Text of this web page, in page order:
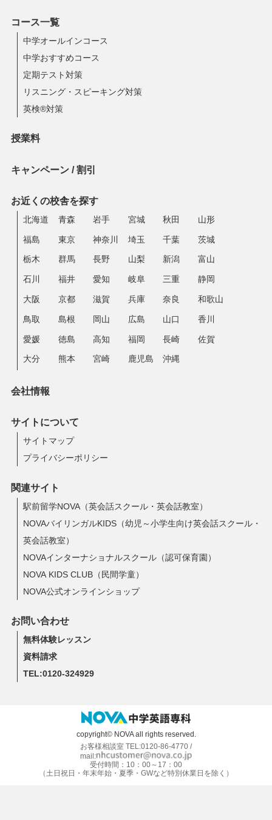
コース一覧
中学オールインコース
中学おすすめコース
定期テスト対策
リスニング・スピーキング対策
英検®対策
授業料
キャンペーン / 割引
お近くの校舎を探す
北海道 青森 岩手 宮城 秋田 山形
福島 東京 神奈川 埼玉 千葉 茨城
栃木 群馬 長野 山梨 新潟 富山
石川 福井 愛知 岐阜 三重 静岡
大阪 京都 滋賀 兵庫 奈良 和歌山
鳥取 島根 岡山 広島 山口 香川
愛媛 徳島 高知 福岡 長崎 佐賀
大分 熊本 宮崎 鹿児島 沖縄
会社情報
サイトについて
サイトマップ
プライバシーポリシー
関連サイト
駅前留学NOVA（英会話スクール・英会話教室）
NOVAバイリンガルKIDS（幼児～小学生向け英会話スクール・
英会話教室）
NOVAインターナショナルスクール（認可保育園）
NOVA KIDS CLUB（民間学童）
NOVA公式オンラインショップ
お問い合わせ
無料体験レッスン
資料請求
TEL:0120-324929
copyright© NOVA all rights reserved.
お客様相談室 TEL:0120-86-4770 /
mail:
受付時間：10：00～17：00
（土日祝日・年末年始・夏季・GWなど特別休業日を除く）